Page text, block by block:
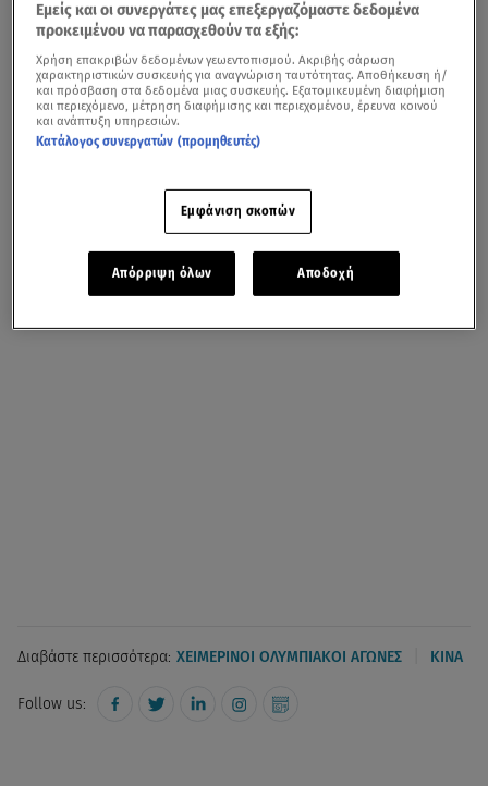
Διαβάστε περισσότερα: ΧΕΙΜΕΡΙΝΟΙ ΟΛΥΜΠΙΑΚΟΙ ΑΓΩΝΕΣ ΚΙΝΑ
Follow us:
Εμείς και οι συνεργάτες μας επεξεργαζόμαστε δεδομένα
προκειμένου να παρασχεθούν τα εξής:
Χρήση επακριβών δεδομένων γεωεντοπισμού. Ακριβής σάρωση
χαρακτηριστικών συσκευής για αναγνώριση ταυτότητας. Αποθήκευση ή/
και πρόσβαση στα δεδομένα μιας συσκευής. Εξατομικευμένη διαφήμιση
και περιεχόμενο, μέτρηση διαφήμισης και περιεχομένου, έρευνα κοινού
και ανάπτυξη υπηρεσιών.
Κατάλογος συνεργατών (προμηθευτές)
Εμφάνιση σκοπών
Απόρριψη όλων Αποδοχή